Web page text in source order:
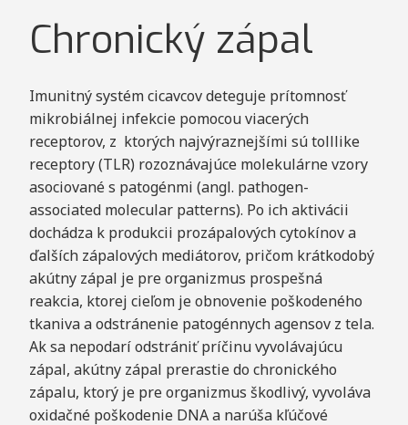
Chronický zápal
Imunitný systém cicavcov deteguje prítomnosť
mikrobiálnej infekcie pomocou viacerých
receptorov, z ktorých najvýraznejšími sú tolllike
receptory (TLR) rozoznávajúce molekulárne vzory
asociované s patogénmi (angl. pathogen-
associated molecular patterns). Po ich aktivácii
dochádza k produkcii prozápalových cytokínov a
ďalších zápalových mediátorov, pričom krátkodobý
akútny zápal je pre organizmus prospešná
reakcia, ktorej cieľom je obnovenie poškodeného
tkaniva a odstránenie patogénnych agensov z tela.
Ak sa nepodarí odstrániť príčinu vyvolávajúcu
zápal, akútny zápal prerastie do chronického
zápalu, ktorý je pre organizmus škodlivý, vyvoláva
oxidačné poškodenie DNA a narúša kľúčové